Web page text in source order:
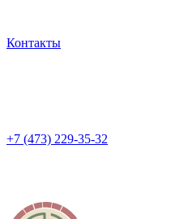
Контакты
+7 (473) 229-35-32